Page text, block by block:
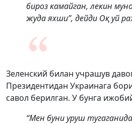
бироз камайган, лекин
жуда яхши”, дейди Оқ уй
Зеленский билан учрашув
Президентидан Украинага
савол берилган. У бунга
“Мен буни уруш